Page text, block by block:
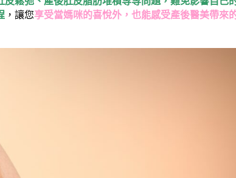
，讓您享受當媽咪的喜悅外，也能感受產後醫美帶來